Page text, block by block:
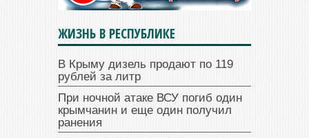
ЖИЗНЬ В РЕСПУБЛИКЕ
В Крыму дизель продают по 119
рублей за литр
При ночной атаке ВСУ погиб один
крымчанин и еще один получил
ранения